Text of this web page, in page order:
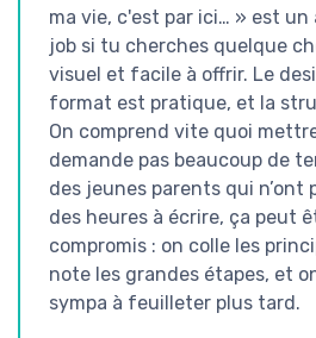
ma vie, c'est par ici… » est
job si tu cherches quelque
visuel et facile à offrir. Le
format est pratique, et la
On comprend vite quoi
demande pas beaucoup de
des jeunes parents qui n’ont
des heures à écrire, ça peut
compromis : on colle les
note les grandes étapes, et
sympa à feuilleter plus tard.